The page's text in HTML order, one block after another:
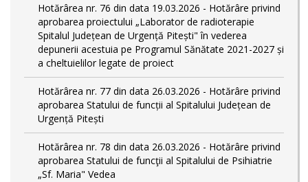
Hotărârea nr. 76 din data 19.03.2026 - Hotărâre privind
aprobarea proiectului „Laborator de radioterapie
Spitalul Județean de Urgență Pitești" în vederea
depunerii acestuia pe Programul Sănătate 2021-2027 și
a cheltuielilor legate de proiect
Hotărârea nr. 77 din data 26.03.2026 - Hotărâre privind
aprobarea Statului de funcții al Spitalului Județean de
Urgență Pitești
Hotărârea nr. 78 din data 26.03.2026 - Hotărâre privind
aprobarea Statului de funcţii al Spitalului de Psihiatrie
„Sf. Maria" Vedea